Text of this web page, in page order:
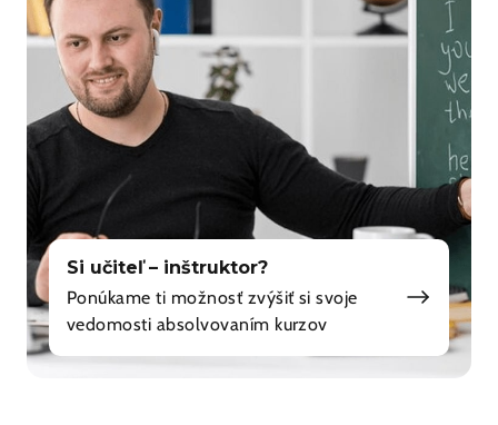
Si učiteľ – inštruktor?
Ponúkame ti možnosť zvýšiť si svoje
vedomosti absolvovaním kurzov